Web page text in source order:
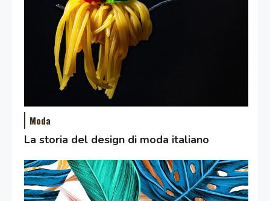
Moda
La storia del design di moda italiano